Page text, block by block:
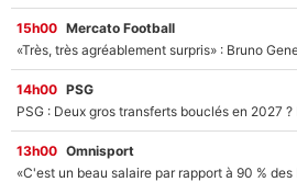
15h00 Mercato Football
14h00 PSG
13h00 Omnisport